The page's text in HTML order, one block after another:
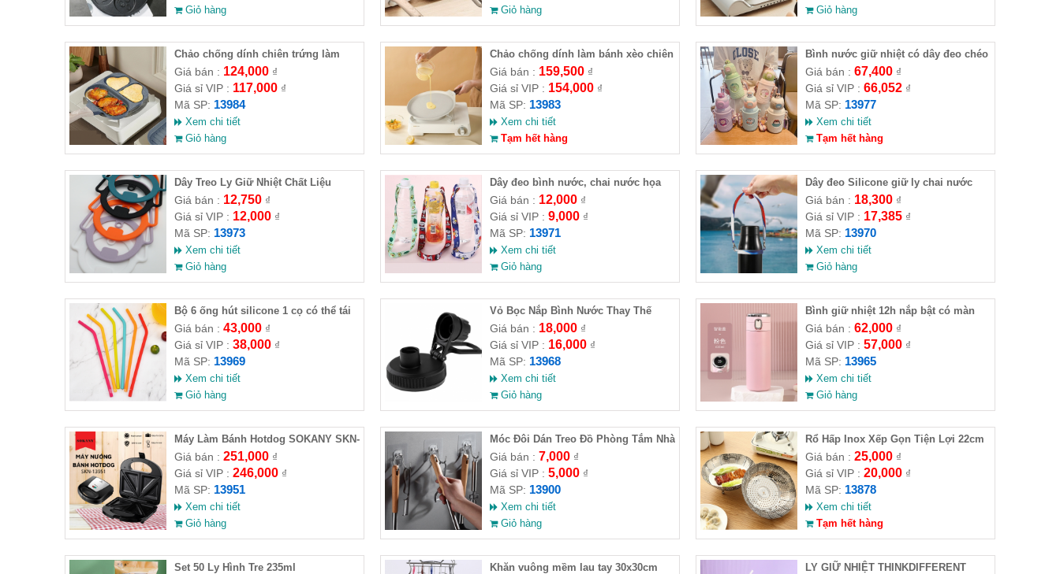
Giỏ hàng
Giỏ hàng
Giỏ hàng
Chảo chống dính chiên trứng làm
bánh đa năng 3 ngăn
Giá bán : 124,000₫
Giá sỉ VIP : 117,000₫
Mã SP: 13984
Xem chi tiết
Giỏ hàng
Chảo chống dính làm bánh xèo chiên
trứng loại tròn ( HĐ )
Giá bán : 159,500₫
Giá sỉ VIP : 154,000₫
Mã SP: 13983
Xem chi tiết
Tạm hết hàng
Bình nước giữ nhiệt có dây đeo chéo
cực dễ thương 520ml
Giá bán : 67,400₫
Giá sỉ VIP : 66,052₫
Mã SP: 13977
Xem chi tiết
Tạm hết hàng
Dây Treo Ly Giữ Nhiệt Chất Liệu
Silicone 5 Màu
Giá bán : 12,750₫
Giá sỉ VIP : 12,000₫
Mã SP: 13973
Xem chi tiết
Giỏ hàng
Dây đeo bình nước, chai nước họa
tiết dễ thương
Giá bán : 12,000₫
Giá sỉ VIP : 9,000₫
Mã SP: 13971
Xem chi tiết
Giỏ hàng
Dây đeo Silicone giữ ly chai nước
Giá bán : 18,300₫
Giá sỉ VIP : 17,385₫
Mã SP: 13970
Xem chi tiết
Giỏ hàng
Bộ 6 ống hút silicone 1 cọ có thể tái
sử dụng an toàn không độc hại
Giá bán : 43,000₫
Giá sỉ VIP : 38,000₫
Mã SP: 13969
Xem chi tiết
Giỏ hàng
Vỏ Bọc Nắp Bình Nước Thay Thế
Bằng PP Cho Xe Hơi
Giá bán : 18,000₫
Giá sỉ VIP : 16,000₫
Mã SP: 13968
Xem chi tiết
Giỏ hàng
Bình giữ nhiệt 12h nắp bật có màn
hình hiển thị nhiệt độ
Giá bán : 62,000₫
Giá sỉ VIP : 57,000₫
Mã SP: 13965
Xem chi tiết
Giỏ hàng
Máy Làm Bánh Hotdog SOKANY SKN-
13951
Giá bán : 251,000₫
Giá sỉ VIP : 246,000₫
Mã SP: 13951
Xem chi tiết
Giỏ hàng
Móc Đôi Dán Treo Đồ Phòng Tắm Nhà
Bếp
Giá bán : 7,000₫
Giá sỉ VIP : 5,000₫
Mã SP: 13900
Xem chi tiết
Giỏ hàng
Rổ Hấp Inox Xếp Gọn Tiện Lợi 22cm
Giá bán : 25,000₫
Giá sỉ VIP : 20,000₫
Mã SP: 13878
Xem chi tiết
Tạm hết hàng
Set 50 Ly Hình Tre 235ml Khăn vuông mềm lau tay 30x30cm LY GIỮ NHIỆT THINKDIFFERENT